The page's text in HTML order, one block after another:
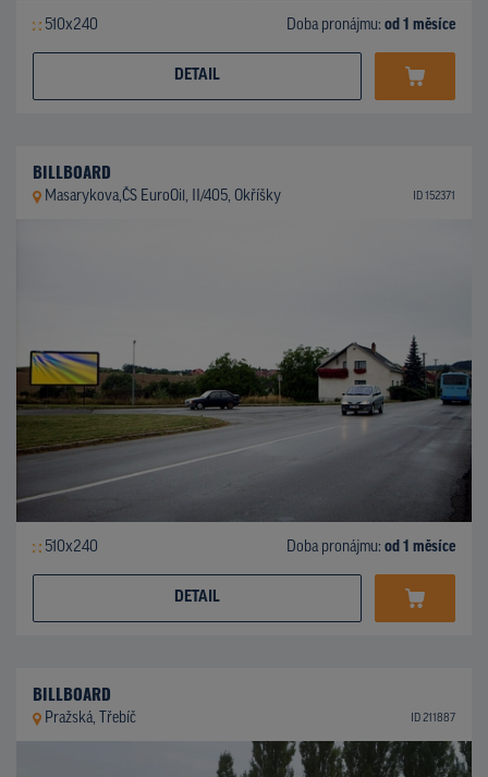
510x240 Doba pronájmu: od 1 měsíce
DETAIL
BILLBOARD
Masarykova,ČS EuroOil, II/405, Okříšky ID 152371
510x240 Doba pronájmu: od 1 měsíce
DETAIL
BILLBOARD
Pražská, Třebíč ID 211887